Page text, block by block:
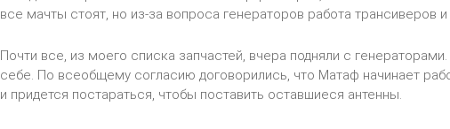
все мачты стоят, но из-за вопроса генераторов работа трансиверов
Почти все, из моего списка запчастей, вчера подняли с
себе. По всеобщему согласию договорились, что Матаф начинает
и придется постараться, чтобы поставить оставшиеся антенны.